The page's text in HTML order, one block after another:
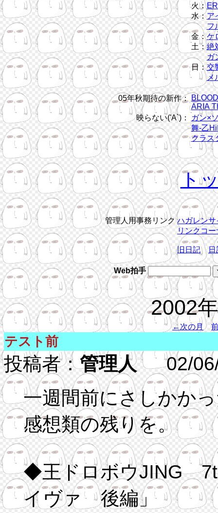
火：
水：ア
フ
金：ケ
土：絶
ガ
日： 交
メ
05年秋期待の新作：
ARIA
映らない('A`)：
ガン×
舞-乙
クラス
ト
管理人用事務リンク ハガレンサ
リンクコ
旧日記
Web拍手
2002
←次の月
テスト前
投稿者：管理人02/06/
一週間前にさしかか
感想類の残りを。
◆王ドロボウJING 7th SHOT「不死の都リ
イヴァ 後編」